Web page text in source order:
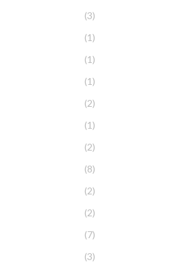
(3)
(1)
(1)
(1)
(2)
(1)
(2)
(8)
(2)
(2)
(7)
(3)